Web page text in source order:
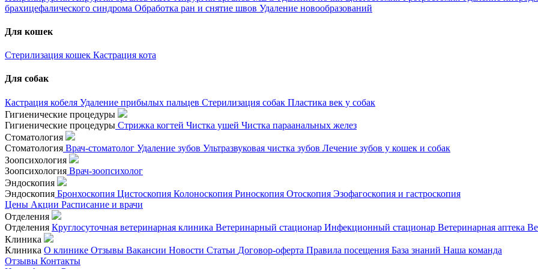
брахицефалического синдрома Обработка ран и снятие швов Удаление новообразований
Для кошек
Стерилизация кошек Кастрация кота
Для собак
Кастрация кобеля Удаление прибылых пальцев Стерилизация собак Пластика век у собак
Гигиенические процедуры
Гигиенические процедуры Стрижка когтей Чистка ушей Чистка параанальных желез
Стоматология
Стоматология Врач-стоматолог Удаление зубов Ультразвуковая чистка зубов Лечение зубов у кошек и собак
Зоопсихология
Зоопсихология Врач-зоопсихолог
Эндоскопия
Эндоскопия Бронхоскопия Цистоскопия Колоноскопия Риноскопия Отоскопия Эзофагоскопия и гастроскопия
Цены Акции Расписание и врачи
Отделения
Отделения Круглосуточная ветеринарная клиника Ветеринарный стационар Инфекционный стационар Ветеринарная аптека
Клиника
Клиника О клинике Отзывы Вакансии Новости Статьи Договор-оферта Правила посещения База знаний Наша команда
Отзывы Контакты